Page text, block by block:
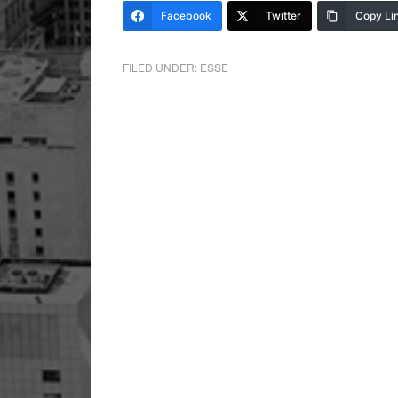
Facebook Twitter Copy
FILED UNDER: ESSE